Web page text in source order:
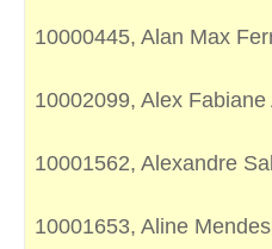
10000445, Alan Max
10002099, Alex
10001562, Alexandre
10001653, Aline